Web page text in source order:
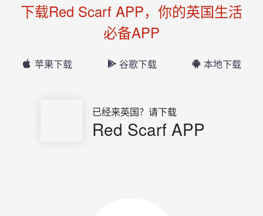
下载Red Scarf APP，你的英国生活
必备APP
苹果下载 谷歌下载 本地下载
已经来英国？请下载
Red Scarf APP